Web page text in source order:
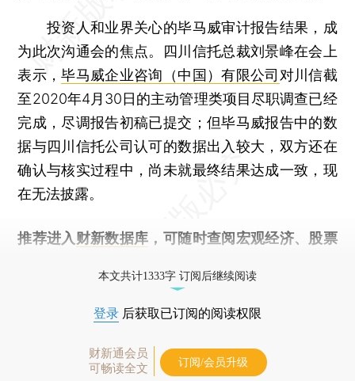
投资人和业界关心的毕马威审计报告结果，成
为此次沟通会的焦点。四川信托总裁刘景峰在会上
表示，毕马威企业咨询（中国）有限公司 对川信截
至2020年4月30日的主动管理类项目尽职调查已经
完成，尽调报告初稿已提交；但毕马威报告中的数
据与四川信托公司认可的数据出入较大，双方还在
确认与核实过程中，尚未就最终结果达成一致，现
在无法披露。
推荐进入 财新数据库 ，可随时查阅宏观经济、股票
本文共计1333字 订阅后继续阅读
登录 后获取已订阅的阅读权限
财新通会员
可畅读全文
订阅/会员升级